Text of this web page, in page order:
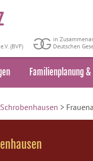
(BVF)
in
Deutschen
Familienplanung
>